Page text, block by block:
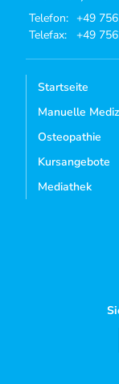
Telefon: +49
Telefax:
+49
Startseite
Manuelle
Osteopathie
Kursangebote
Mediathek